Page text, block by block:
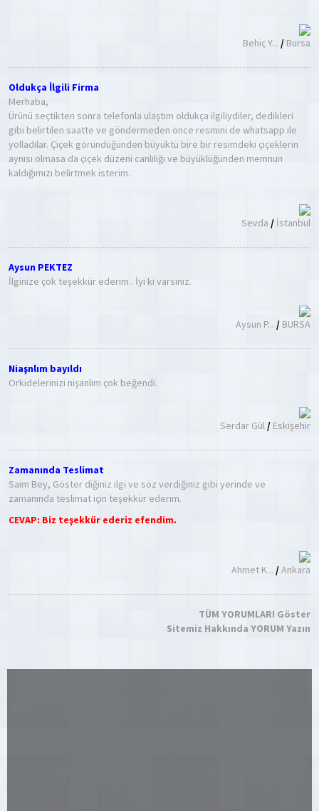
Behiç Y... / Bursa
Oldukça İlgili Firma
Merhaba,
Ürünü seçtikten sonra telefonla ulaştım oldukça ilgiliydiler, dedikleri
gibi belirtilen saatte ve göndermeden önce resmini de whatsapp ile
yolladılar. Çiçek göründüğünden büyüktü bire bir resimdeki çiçeklerin
aynısı olmasa da çiçek düzeni canlılığı ve büyüklüğünden memnun
kaldığımızı belirtmek isterim.
Sevda / İstanbul
Aysun PEKTEZ
İlginize çok teşekkür ederim.. İyi ki varsınız.
Aysun P... / BURSA
Niaşnlım bayıldı
Orkidelerinizi nişanlım çok beğendi.
Serdar Gül / Eskişehir
Zamanında Teslimat
Saim Bey, Göster diğiniz ilgi ve söz verdiğiniz gibi yerinde ve
zamanında teslimat için teşekkür ederim.
CEVAP: Biz teşekkür ederiz efendim.
Ahmet K... /Ankara
TÜM YORUMLARI Göster
Sitemiz Hakkında YORUM Yazın